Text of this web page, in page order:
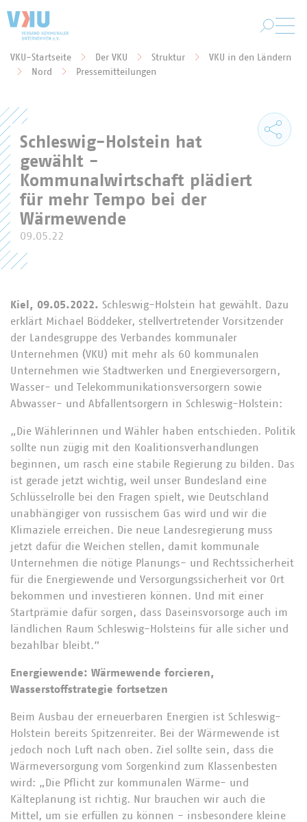
Sie befinden sich hier:
VKU-Startseite Der VKU Struktur
VKU in den Ländern
Nord
Pressemitteilungen
Schleswig-Holstein hat
gewählt -
Kommunalwirtschaft plädiert
für mehr Tempo bei der
Wärmewende
09.05.22
Kiel, 09.05.2022. Schleswig-Holstein hat gewählt. Dazu
erklärt Michael Böddeker, stellvertretender Vorsitzender
der Landesgruppe des Verbandes kommunaler
Unternehmen (VKU) mit mehr als 60 kommunalen
Unternehmen wie Stadtwerken und Energieversorgern,
Wasser- und Telekommunikationsversorgern sowie
Abwasser- und Abfallentsorgern in Schleswig-Holstein:
„Die Wählerinnen und Wähler haben entschieden. Politik
sollte nun zügig mit den Koalitionsverhandlungen
beginnen, um rasch eine stabile Regierung zu bilden. Das
ist gerade jetzt wichtig, weil unser Bundesland eine
Schlüsselrolle bei den Fragen spielt, wie Deutschland
unabhängiger von russischem Gas wird und wir die
Klimaziele erreichen. Die neue Landesregierung muss
jetzt dafür die Weichen stellen, damit kommunale
Unternehmen die nötige Planungs- und Rechtssicherheit
für die Energiewende und Versorgungssicherheit vor Ort
bekommen und investieren können. Und mit einer
Startprämie dafür sorgen, dass Daseinsvorsorge auch im
ländlichen Raum Schleswig-Holsteins für alle sicher und
bezahlbar bleibt.”
Energiewende: Wärmewende forcieren,
Wasserstoffstrategie fortsetzen
Beim Ausbau der erneuerbaren Energien ist Schleswig-
Holstein bereits Spitzenreiter. Bei der Wärmewende ist
jedoch noch Luft nach oben. Ziel sollte sein, dass die
Wärmeversorgung vom Sorgenkind zum Klassenbesten
wird: „Die Pflicht zur kommunalen Wärme- und
Kälteplanung ist richtig. Nur brauchen wir auch die
Mittel, um sie erfüllen zu können - insbesondere kleine